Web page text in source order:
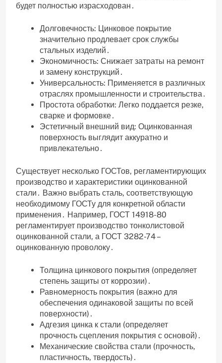
будет полностью израсходован․
Долговечность: Цинковое покрытие
значительно продлевает срок службы
стальных изделий․
Экономичность: Снижает затраты на ремонт
и замену конструкций․
Универсальность: Применяется в различных
отраслях промышленности и строительства․
Простота обработки: Легко поддается резке‚
сварке и формовке․
Эстетичный внешний вид: Оцинкованная
поверхность выглядит аккуратно и
привлекательно․
Существует несколько ГОСТов‚ регламентирующих
производство и характеристики оцинкованной
стали․ Важно выбрать сталь‚ соответствующую
необходимому ГОСТу для конкретной области
применения․ Например‚ ГОСТ 14918-80
регламентирует производство тонколистовой
оцинкованной стали‚ а ГОСТ 3282-74 –
оцинкованную проволоку․
Толщина цинкового покрытия (определяет
степень защиты от коррозии)․
Равномерность покрытия (важно для
обеспечения одинаковой защиты по всей
поверхности)․
Адгезия цинка к стали (определяет
прочность сцепления покрытия с основой)․
Механические свойства стали (прочность‚
пластичность‚ твердость)․